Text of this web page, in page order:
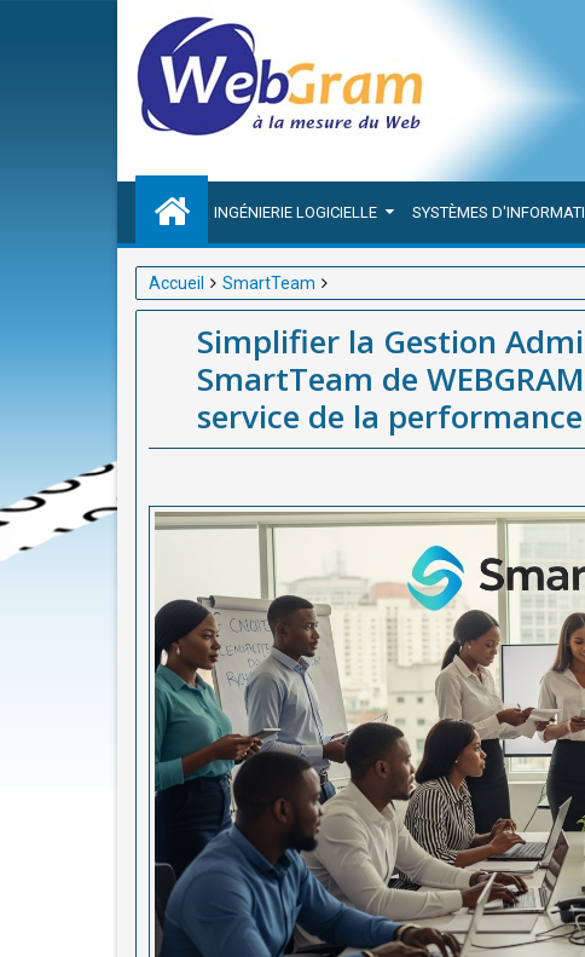
INGÉNIERIE LOGICIELLE SYSTÈMES
Accueil
SmartTeam
Simplifier la Gestion Administrative RH en Afrique :
la performance.
Simplifier la Gestion
SmartTeam de
service de la